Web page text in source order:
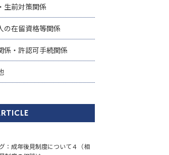
生前対策関係
の在留資格等関係
係・許認可手続関係
：成年後見制度について４（相